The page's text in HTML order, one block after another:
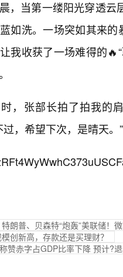
，当第一缕阳光穿透
如洗。一场突如其来
我收获了一场难得的
，张部长拍了拍我的
过，希望下次，是晴天。”
朗普、贝森特“炮轰”美联储！
创新高，存款还是买理财？
赞赤字占GDP比率下降 预计?